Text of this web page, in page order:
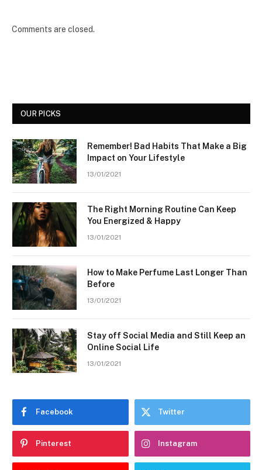
Comments are closed.
OUR PICKS
Remember! Bad Habits That Make a Big
Impact on Your Lifestyle
13/01/2021
The Right Morning Routine Can Keep
You Energized & Happy
13/01/2021
How to Make Perfume Last Longer Than
Before
13/01/2021
Stay off Social Media and Still Keep an
Online Social Life
13/01/2021
Facebook Twitter
Pinterest Instagram